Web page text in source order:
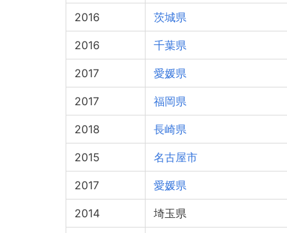
2016 茨城県
2016 千葉県
2017 愛媛県
2017 福岡県
2018 長崎県
2015 名古屋市
2017 愛媛県
2014 埼玉県